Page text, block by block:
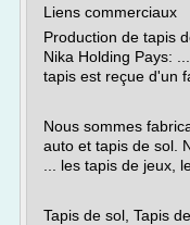
Liens commerciaux
Production de tapis
Nika Holding Pays:
tapis est reçue d'un
Nous sommes
auto et tapis de sol.
... les tapis de jeux,
Tapis de sol, Tapis